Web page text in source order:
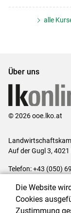
alle
Über uns
© 2026 ooe.lko.at
Auf der Gugl 3, 4021
Telefon: +43 (050)
Impressum|
Barrierefreiheit |
Die Website
Cookies
Zustimmung